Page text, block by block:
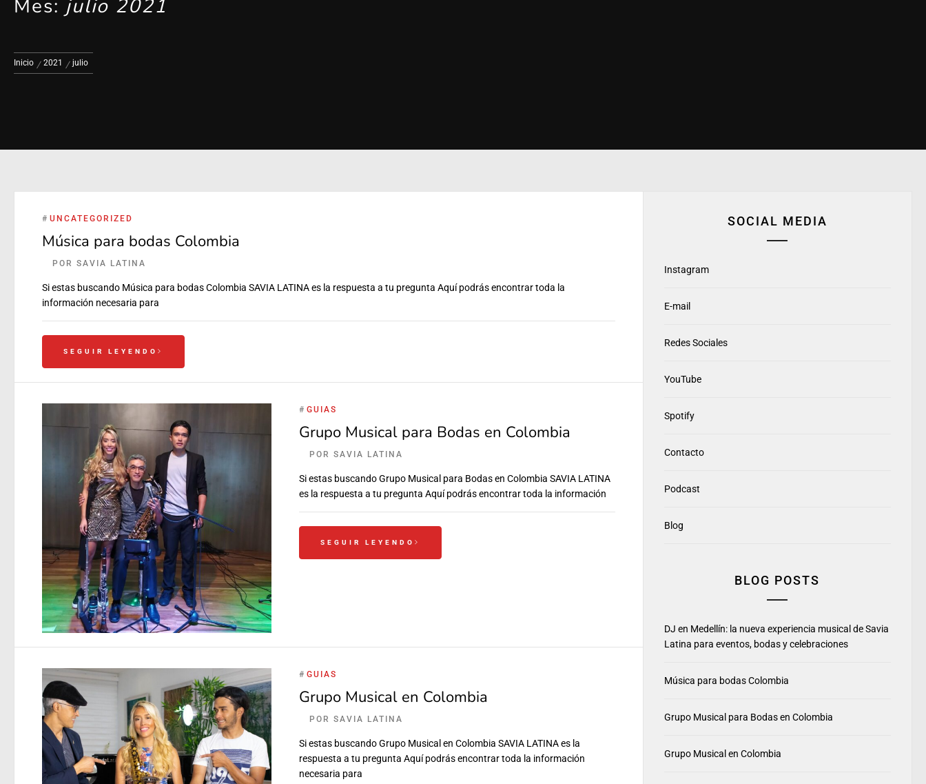
Mes: julio 2021
Inicio 2021 julio
# UNCATEGORIZED
Música para bodas Colombia
POR SAVIA LATINA
Si estas buscando Música para bodas Colombia SAVIA LATINA es la respuesta a tu pregunta Aquí podrás encontrar toda la
información necesaria para
SEGUIR LEYENDO
# GUIAS
Grupo Musical para Bodas en Colombia
POR SAVIA LATINA
Si estas buscando Grupo Musical para Bodas en Colombia SAVIA LATINA
es la respuesta a tu pregunta Aquí podrás encontrar toda la información
SEGUIR LEYENDO
# GUIAS
Grupo Musical en Colombia
POR SAVIA LATINA
Si estas buscando Grupo Musical en Colombia SAVIA LATINA es la
respuesta a tu pregunta Aquí podrás encontrar toda la información
necesaria para
SOCIAL MEDIA
Instagram
E-mail
Redes Sociales
YouTube
Spotify
Contacto
Podcast
Blog
BLOG POSTS
DJ en Medellín: la nueva experiencia musical de Savia
Latina para eventos, bodas y celebraciones
Música para bodas Colombia
Grupo Musical para Bodas en Colombia
Grupo Musical en Colombia